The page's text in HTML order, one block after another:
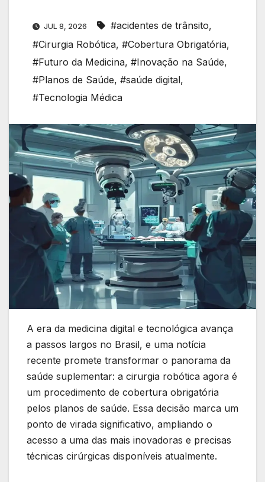
JUL 8, 2026 #acidentes de trânsito,
#Cirurgia Robótica, #Cobertura Obrigatória,
#Futuro da Medicina, #Inovação na Saúde,
#Planos de Saúde, #saúde digital,
#Tecnologia Médica
A era da medicina digital e tecnológica avança
a passos largos no Brasil, e uma notícia
recente promete transformar o panorama da
saúde suplementar: a cirurgia robótica agora é
um procedimento de cobertura obrigatória
pelos planos de saúde. Essa decisão marca um
ponto de virada significativo, ampliando o
acesso a uma das mais inovadoras e precisas
técnicas cirúrgicas disponíveis atualmente.